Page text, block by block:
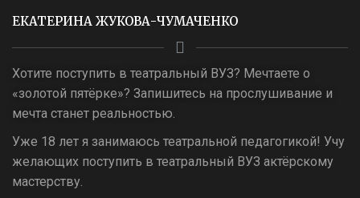
ЕКАТЕРИНА ЖУКОВА-ЧУМАЧЕНКО
Хотите поступить в театральный ВУЗ? Мечтаете о
«золотой пятёрке»? Запишитесь на прослушивание и
мечта станет реальностью.
Уже 18 лет я занимаюсь театральной педагогикой! Учу
желающих поступить в театральный ВУЗ актёрскому
мастерству.